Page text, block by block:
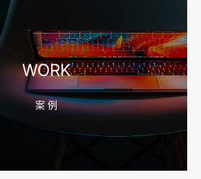
司推荐，移动端验收别放到最后
么看？合同、源码和后台要先写清
WORK
案 例